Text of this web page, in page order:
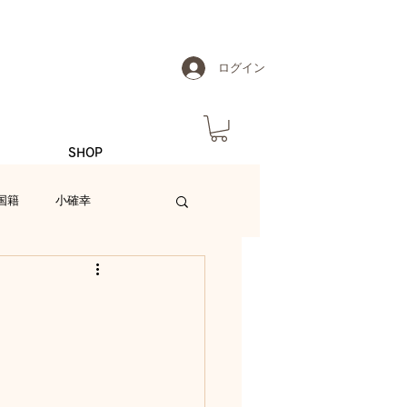
SHOP
ログイン
籍 小確幸